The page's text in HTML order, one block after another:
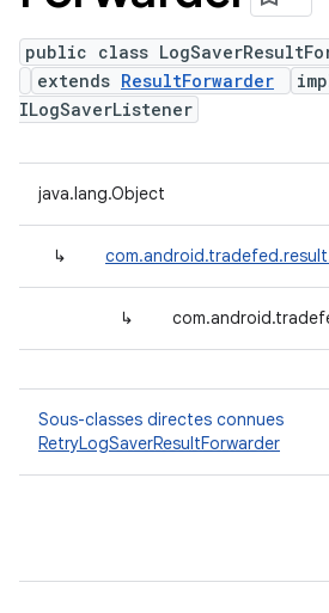
public class
extends ResultForwarder
ILogSaverListener
java.lang.Object
↳
↳
Sous-classes directes connues
RetryLogSaverResultForwarder